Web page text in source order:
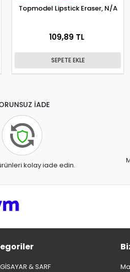
Topmodel Lipstick Eraser, N/A
109,89 TL
SEPETE EKLE
İADE
ürünleri kolay iade edin.
& SARF